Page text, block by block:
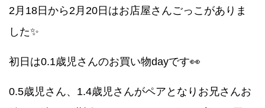
2月18日から2月20日はお店屋さんごっこがありま
した✨
初日は0.1歳児さんのお買い物dayです👀
0.5歳児さん、1.4歳児さんがペアとなりお兄さんお